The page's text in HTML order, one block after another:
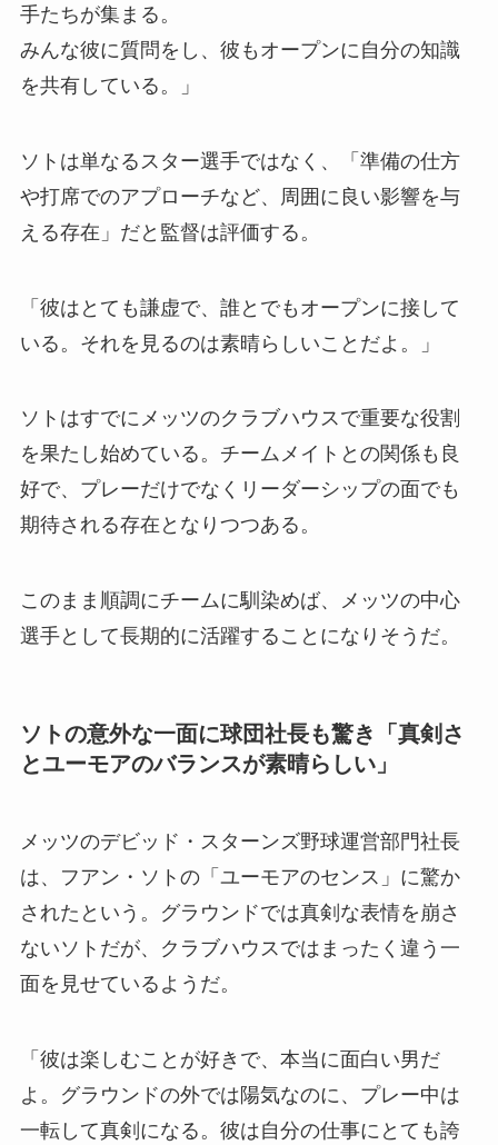
手たちが集まる。
みんな彼に質問をし、彼もオープンに自分の知識
を共有している。」
ソトは単なるスター選手ではなく、「準備の仕方
や打席でのアプローチなど、周囲に良い影響を与
える存在」だと監督は評価する。
「彼はとても謙虚で、誰とでもオープンに接して
いる。それを見るのは素晴らしいことだよ。」
ソトはすでにメッツのクラブハウスで重要な役割
を果たし始めている。チームメイトとの関係も良
好で、プレーだけでなくリーダーシップの面でも
期待される存在となりつつある。
このまま順調にチームに馴染めば、メッツの中心
選手として長期的に活躍することになりそうだ。
ソトの意外な一面に球団社長も驚き「真剣さ
とユーモアのバランスが素晴らしい」
メッツのデビッド・スターンズ野球運営部門社長
は、フアン・ソトの「ユーモアのセンス」に驚か
されたという。グラウンドでは真剣な表情を崩さ
ないソトだが、クラブハウスではまったく違う一
面を見せているようだ。
「彼は楽しむことが好きで、本当に面白い男だ
よ。グラウンドの外では陽気なのに、プレー中は
一転して真剣になる。彼は自分の仕事にとても誇